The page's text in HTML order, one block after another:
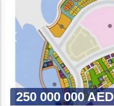
250 000 000 AED